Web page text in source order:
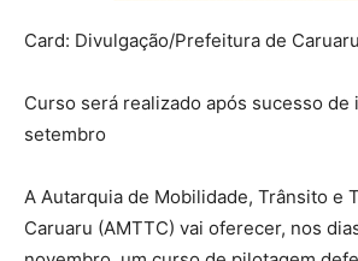
Card: Divulgação/Prefeitura de Caruaru
Curso será realizado após sucesso de
setembro
A Autarquia de Mobilidade, Trânsito e
Caruaru (AMTTC) vai oferecer, nos